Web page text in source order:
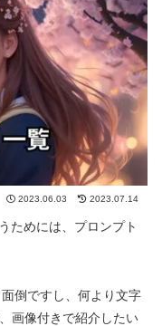
2023.06.03 2023.07.14
ためには、プロンプト
倒ですし、何より文字
画像付きで紹介したい